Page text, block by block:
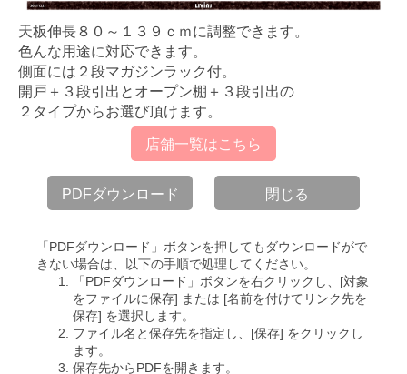
天板伸長８０～１３９ｃｍに調整できます。
色んな用途に対応できます。
側面には２段マガジンラック付。
開戸＋３段引出とオープン棚＋３段引出の
２タイプからお選び頂けます。
店舗一覧はこちら
PDFダウンロード 閉じる
「PDFダウンロード」ボタンを押してもダウンロードがで
きない場合は、以下の手順で処理してください。
「PDFダウンロード」ボタンを右クリックし、[対象
をファイルに保存] または [名前を付けてリンク先を
保存] を選択します。
ファイル名と保存先を指定し、[保存] をクリックし
ます。
保存先からPDFを開きます。